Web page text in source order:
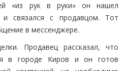
«из рук в руки» он нашел
связался с продавцом. Тот
в мессенджере.
Продавец рассказал, что
в городе Киров и он готов